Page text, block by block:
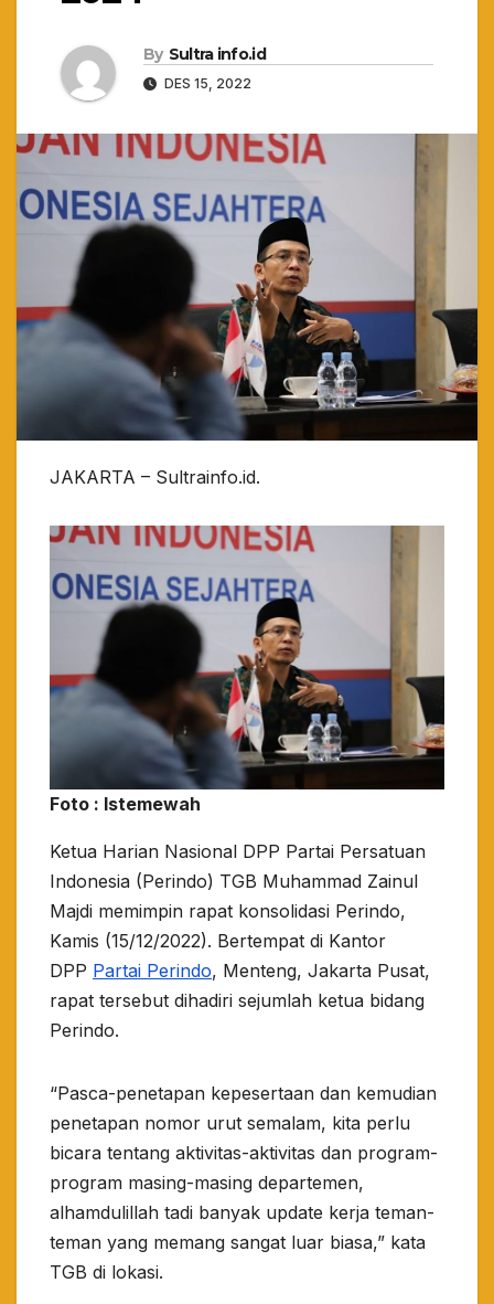
By Sultra info.id
DES 15, 2022
JAKARTA – Sultrainfo.id.
Foto : Istemewah
Ketua Harian Nasional DPP Partai Persatuan
Indonesia (Perindo) TGB Muhammad Zainul
Majdi memimpin rapat konsolidasi Perindo,
Kamis (15/12/2022). Bertempat di Kantor
DPP Partai Perindo, Menteng, Jakarta Pusat,
rapat tersebut dihadiri sejumlah ketua bidang
Perindo.
“Pasca-penetapan kepesertaan dan kemudian
penetapan nomor urut semalam, kita perlu
bicara tentang aktivitas-aktivitas dan program-
program masing-masing departemen,
alhamdulillah tadi banyak update kerja teman-
teman yang memang sangat luar biasa,” kata
TGB di lokasi.